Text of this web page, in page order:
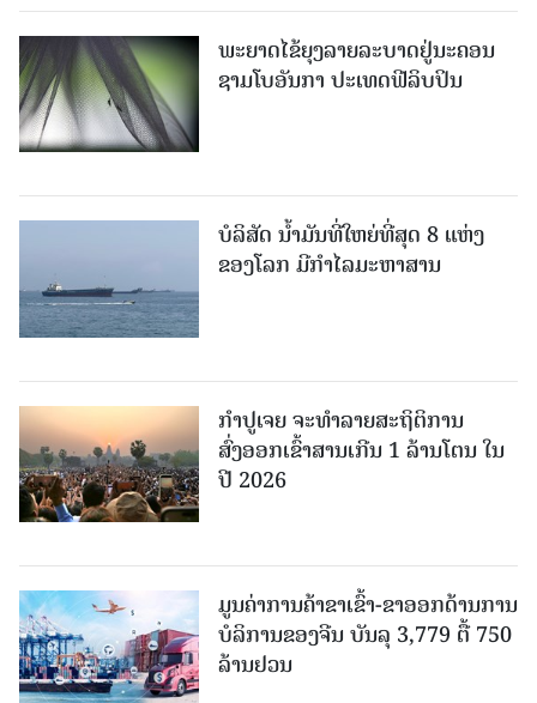
ພະຍາດໄຂ້ຍຸງລາຍລະບາດຢູ່ນະຄອນ
ຊາມໂບ​ອັນກາ ປະເທດຟີລິບປິນ
ບໍລິສັດ ນ້ຳມັນທີ່ໃຫຍ່ທີ່ສຸດ 8 ແຫ່ງ
ຂອງໂລກ ມີກຳໄລມະຫາສານ
ກຳປູເຈຍ ຈະທຳລາຍສະຖິຕິການ
ສົ່ງອອກເຂົ້າສານເກີນ 1 ລ້ານໂຕນ ໃນ
ປີ 2026
ມູນຄ່າການຄ້າຂາເຂົ້າ-ຂາອອກດ້ານການ
ບໍລິການຂອງຈີນ ບັນລຸ 3,779 ຕື້ 750
ລ້ານຢວນ